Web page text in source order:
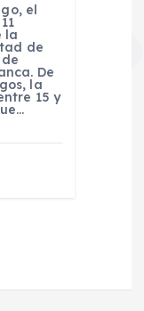
el
la
de
De
la
15 y